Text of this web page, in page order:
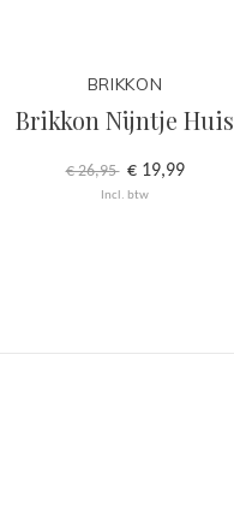
BRIKKON
Brikkon Nijntje Huis
€ 26,95 € 19,99
Incl. btw